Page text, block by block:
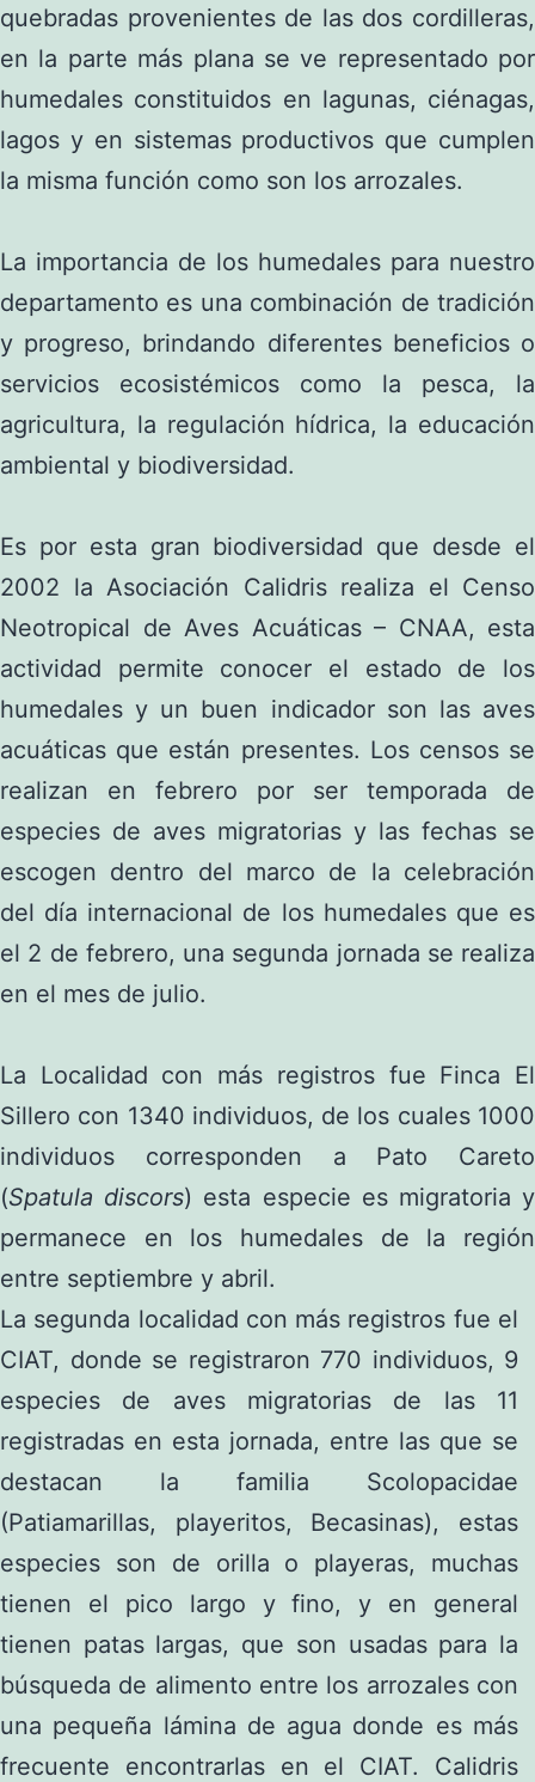
quebradas provenientes de las dos cordilleras,
en la parte más plana se ve representado por
humedales constituidos en lagunas, ciénagas,
lagos y en sistemas productivos que cumplen
la misma función como son los arrozales.
La importancia de los humedales para nuestro
departamento es una combinación de tradición
y progreso, brindando diferentes beneficios o
servicios ecosistémicos como la pesca, la
agricultura, la regulación hídrica, la educación
ambiental y biodiversidad.
Es por esta gran biodiversidad que desde el
2002 la Asociación Calidris realiza el Censo
Neotropical de Aves Acuáticas – CNAA, esta
actividad permite conocer el estado de los
humedales y un buen indicador son las aves
acuáticas que están presentes. Los censos se
realizan en febrero por ser temporada de
especies de aves migratorias y las fechas se
escogen dentro del marco de la celebración
del día internacional de los humedales que es
el 2 de febrero, una segunda jornada se realiza
en el mes de julio.
La Localidad con más registros fue Finca El
Sillero con 1340 individuos, de los cuales 1000
individuos corresponden a Pato Careto
(Spatula discors) esta especie es migratoria y
permanece en los humedales de la región
entre septiembre y abril.
La segunda localidad con más registros fue el
CIAT, donde se registraron 770 individuos, 9
especies de aves migratorias de las 11
registradas en esta jornada, entre las que se
destacan la familia Scolopacidae
(Patiamarillas, playeritos, Becasinas), estas
especies son de orilla o playeras, muchas
tienen el pico largo y fino, y en general
tienen patas largas, que son usadas para la
búsqueda de alimento entre los arrozales con
una pequeña lámina de agua donde es más
frecuente encontrarlas en el CIAT. Calidris